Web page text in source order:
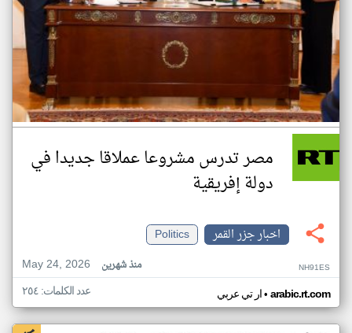
مصر تدرس مشروعا عملاقا جديدا في
دولة إفريقية
اخبار جزر القمر
Politics
May 24, 2026
منذ شهرين NH91ES
ار تي عربي• arabic.rt.com عدد الكلمات: ٢٥٤